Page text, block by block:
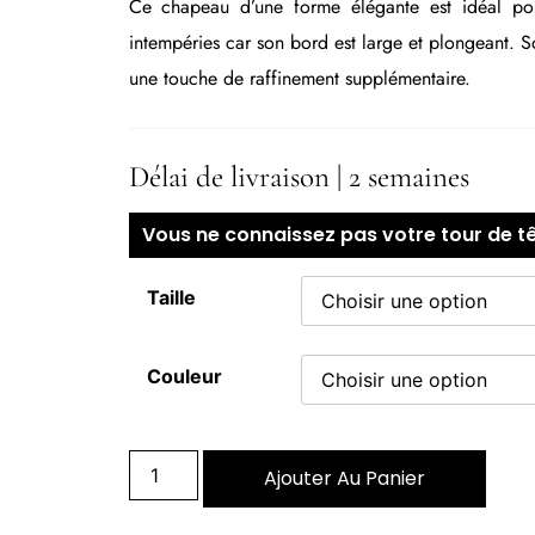
Ce chapeau d’une forme éléganteest idéal
intempéries car son bord est large et plongeant.
une touche de raffinement supplémentaire.
différente à l’avant (8,5cm) et à l’arrière (7cm).
Ces caractéristiques donnent une forme
chapeau. .
France dans notre chapellerie, de la laine au
Délai de livraison | 2 semaines
Vous ne connaissez pas votre tour de
Taille
Couleur
Ajouter Au Panier